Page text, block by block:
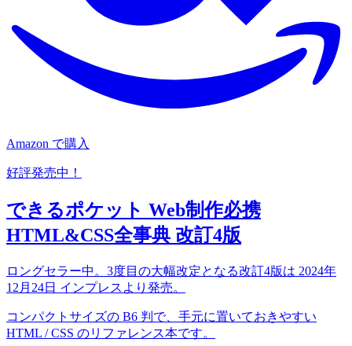
Amazon で購入
好評発売中！
できるポケット Web制作必携
HTML&CSS全事典 改訂4版
ロングセラー中。3度目の大幅改定となる改訂4版は 2024年
12月24日 インプレスより発売。
コンパクトサイズの B6 判で、手元に置いておきやすい
HTML / CSS のリファレンス本です。